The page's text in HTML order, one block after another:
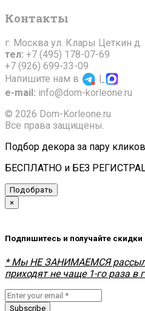
Контакты
г. Москва ул. Клары Цеткин д.
тел: +7 (495) 178-07-69
+7 (926) 699-33-09
Напишите нам в
|
e-mail: info@dom-korleone.ru
© 2026 Dom-Korleone.ru
Все права защищены.
Подбор декора за пару кликов
БЕСПЛАТНО и БЕЗ
Подобрать
×
Подпишитесь и получайте скидки
* Мы НЕ ЗАНИМАЕМСЯ
приходят не чаще 1-го раза в
Subscribe